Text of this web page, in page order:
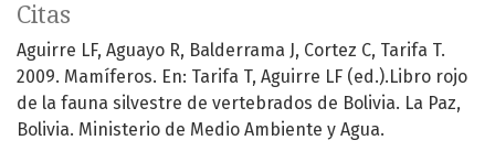
Citas
Aguirre LF, Aguayo R, Balderrama J, Cortez C, Tarifa T.
2009. Mamíferos. En: Tarifa T, Aguirre LF (ed.).Libro rojo
de la fauna silvestre de vertebrados de Bolivia. La Paz,
Bolivia. Ministerio de Medio Ambiente y Agua.